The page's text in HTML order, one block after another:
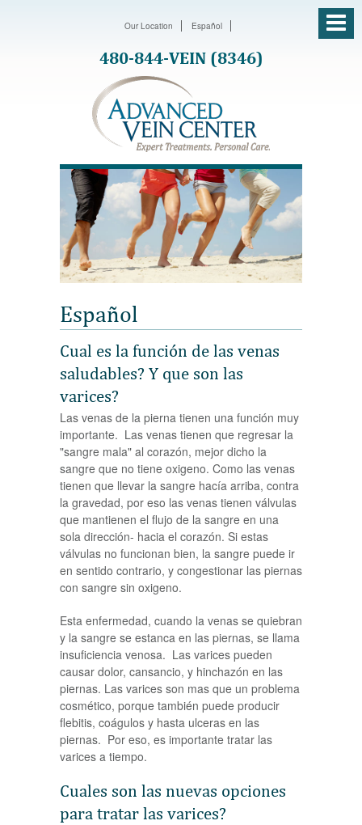
Our Location Español
480-844-VEIN (8346)
Español
Cual es la función de las venas
saludables? Y que son las
varices?
Las venas de la pierna tienen una función muy
importante. Las venas tienen que regresar la
"sangre mala" al corazón, mejor dicho la
sangre que no tiene oxigeno. Como las venas
tienen que llevar la sangre hacía arriba, contra
la gravedad, por eso las venas tienen válvulas
que mantienen el flujo de la sangre en una
sola dirección- hacia el corazón. Si estas
válvulas no funcionan bien, la sangre puede ir
en sentido contrario, y congestionar las piernas
con sangre sin oxigeno.
Esta enfermedad, cuando la venas se quiebran
y la sangre se estanca en las piernas, se llama
insuficiencia venosa. Las varices pueden
causar dolor, cansancio, y hinchazón en las
piernas. Las varices son mas que un problema
cosmético, porque también puede producir
flebitis, coágulos y hasta ulceras en las
piernas. Por eso, es importante tratar las
varices a tiempo.
Cuales son las nuevas opciones
para tratar las varices?